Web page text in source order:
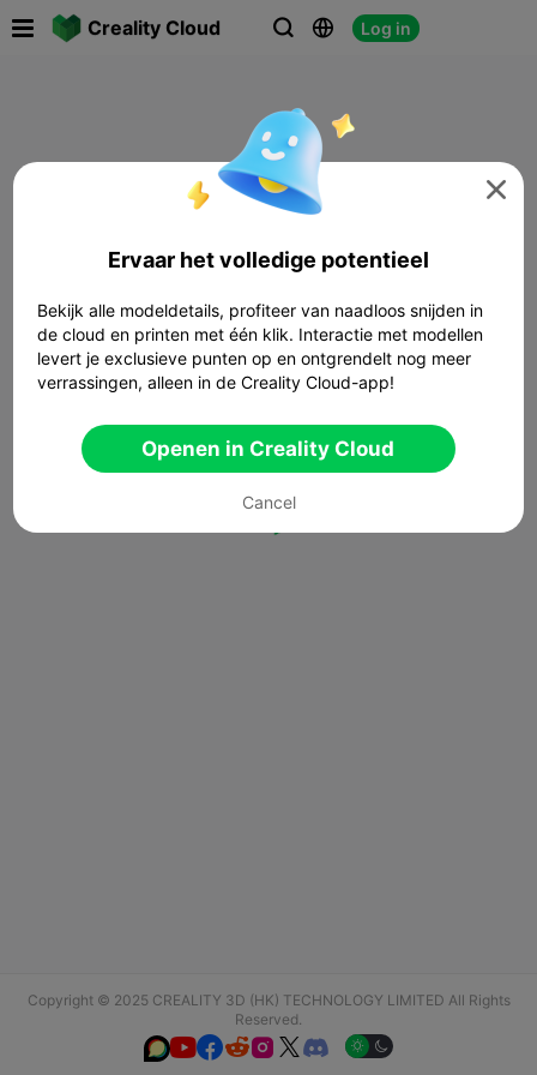
Creality Cloud   Log in
Copyright © 2025 CREALITY 3D (HK) TECHNOLOGY LIMITED All Rights
Reserved.
  

Ervaar het volledige potentieel
Bekijk alle modeldetails, profiteer van naadloos snijden in
de cloud en printen met één klik. Interactie met modellen
levert je exclusieve punten op en ontgrendelt nog meer
verrassingen, alleen in de Creality Cloud-app!
Openen in Creality Cloud
Cancel